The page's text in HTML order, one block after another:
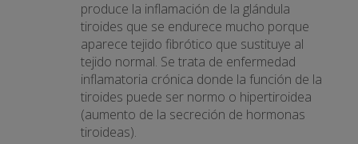
produce la inflamación de la glándula
tiroides que se endurece mucho porque
aparece tejido fibrótico que sustituye al
tejido normal. Se trata de enfermedad
inflamatoria crónica donde la función de la
tiroides puede ser normo o hipertiroidea
(aumento de la secreción de hormonas
tiroideas).